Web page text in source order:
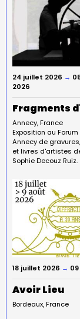
24 juillet 2026 →
2026
Fragments
Annecy France
Exposition au Forum
Annecy de
et livres d'artistes
Sophie Decouz Ruiz.
18 juillet 2026 →
Avoir Lieu
Bordeaux France